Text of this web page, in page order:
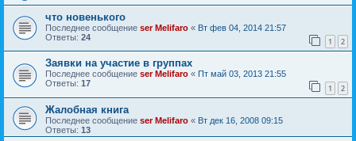
что новенького
Последнее сообщение ser Melifaro « Вт фев 04, 2014 21:57
Ответы: 24 1 2
Заявки на участие в группах
Последнее сообщение ser Melifaro « Пт май 03, 2013 21:55
Ответы: 17 1 2
Жалобная книга
Последнее сообщение ser Melifaro « Вт дек 16, 2008 09:15
Ответы: 13